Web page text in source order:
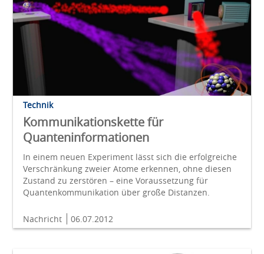
Technik
Kommunikationskette für
Quanteninformationen
In einem neuen Experiment lässt sich die erfolgreiche
Verschränkung zweier Atome erkennen, ohne diesen
Zustand zu zerstören – eine Voraussetzung für
Quantenkommunikation über große Distanzen.
Nachricht 06.07.2012